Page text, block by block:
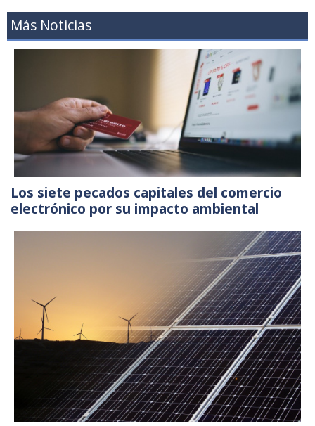
Más Noticias
Los siete pecados capitales del comercio
electrónico por su impacto ambiental